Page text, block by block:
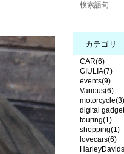
検索語句
カテゴリ
CAR(6)
GIULIA(7)
events(9)
Various(6)
motorcycle(3)
digital
touring(1)
shopping(1)
lovecars(6)